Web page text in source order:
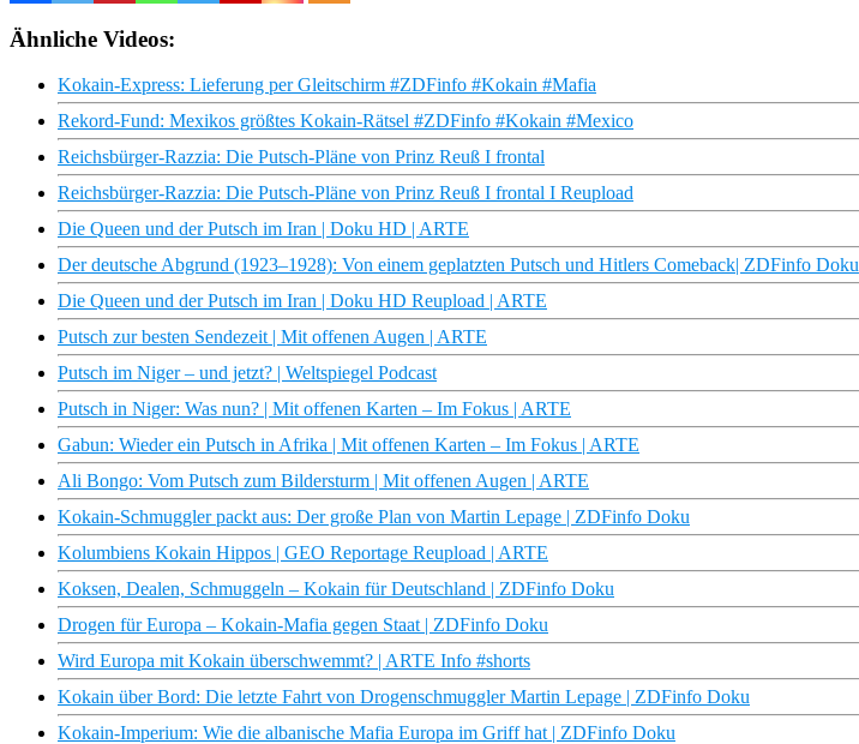
Ähnliche Videos:
Kokain-Express: Lieferung per Gleitschirm #ZDFinfo #Kokain #Mafia
Rekord-Fund: Mexikos größtes Kokain-Rätsel #ZDFinfo #Kokain #Mexico
Reichsbürger-Razzia: Die Putsch-Pläne von Prinz Reuß I frontal
Reichsbürger-Razzia: Die Putsch-Pläne von Prinz Reuß I frontal I Reupload
Die Queen und der Putsch im Iran | Doku HD | ARTE
Der deutsche Abgrund (1923–1928): Von einem geplatzten Putsch und Hitlers Comeback| ZDFinfo Doku
Die Queen und der Putsch im Iran | Doku HD Reupload | ARTE
Putsch zur besten Sendezeit | Mit offenen Augen | ARTE
Putsch im Niger – und jetzt? | Weltspiegel Podcast
Putsch in Niger: Was nun? | Mit offenen Karten – Im Fokus | ARTE
Gabun: Wieder ein Putsch in Afrika | Mit offenen Karten – Im Fokus | ARTE
Ali Bongo: Vom Putsch zum Bildersturm | Mit offenen Augen | ARTE
Kokain-Schmuggler packt aus: Der große Plan von Martin Lepage | ZDFinfo Doku
Kolumbiens Kokain Hippos | GEO Reportage Reupload | ARTE
Koksen, Dealen, Schmuggeln – Kokain für Deutschland | ZDFinfo Doku
Drogen für Europa – Kokain-Mafia gegen Staat | ZDFinfo Doku
Wird Europa mit Kokain überschwemmt? | ARTE Info #shorts
Kokain über Bord: Die letzte Fahrt von Drogenschmuggler Martin Lepage | ZDFinfo Doku
Kokain-Imperium: Wie die albanische Mafia Europa im Griff hat | ZDFinfo Doku